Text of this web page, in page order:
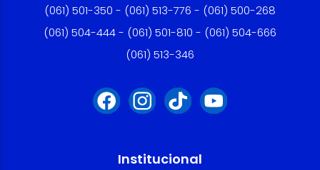
(061) 501-350 - (061) 513-776 - (061) 500-268
(061) 504-444 - (061) 501-810 - (061) 504-666
(061) 513-346
Institucional